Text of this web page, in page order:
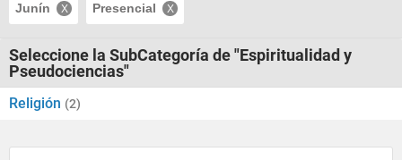
Junín Presencial
Seleccione la SubCategoría de "Espiritualidad y
Pseudociencias"
Religión (2)